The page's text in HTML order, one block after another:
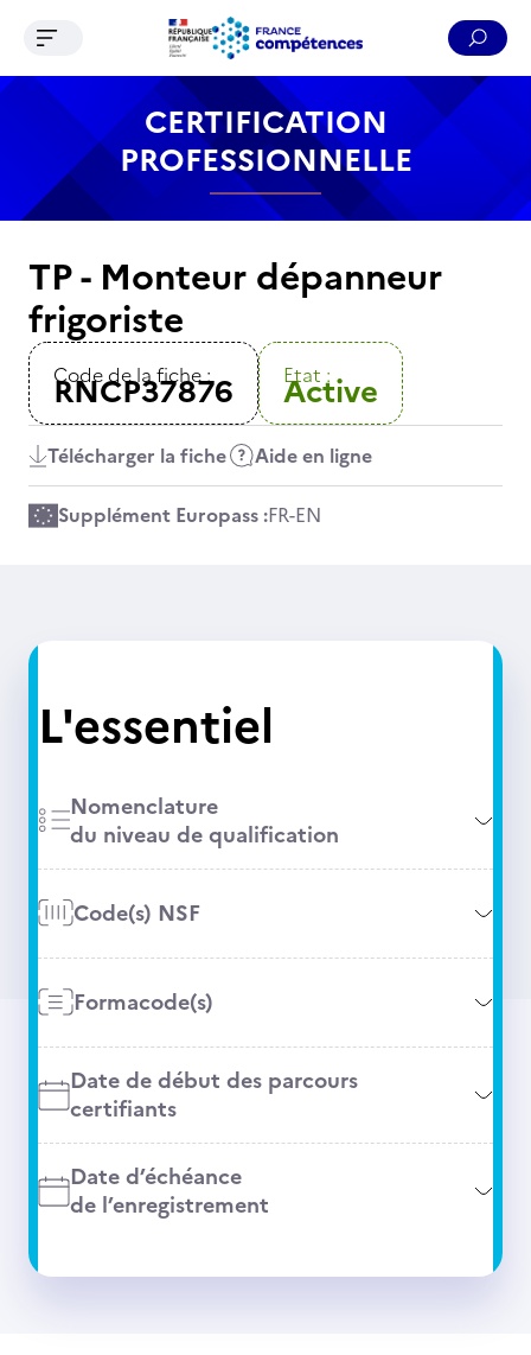
Contenu Recherche Menu Pied de page
Ouvrir le menu de navigation
CERTIFICATION
PROFESSIONNELLE
TP - Monteur dépanneur
frigoriste
Code de la fiche :
RNCP37876 Etat :
Active
Télécharger la fiche Aide en ligne
Supplément Europass :FR-EN
L'essentiel
Nomenclature
du niveau de qualification
Code(s) NSF
Formacode(s)
Date de début des parcours
certifiants
Date d’échéance
de l’enregistrement